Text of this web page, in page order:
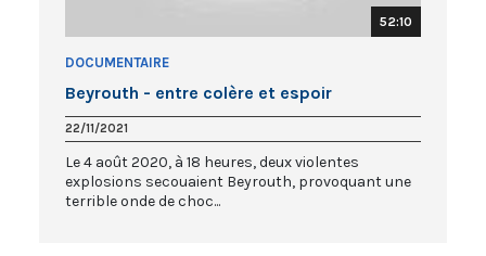
52:10
DOCUMENTAIRE
Beyrouth - entre colère et espoir
22/11/2021
Le 4 août 2020, à 18 heures, deux violentes
explosions secouaient Beyrouth, provoquant une
terrible onde de choc...